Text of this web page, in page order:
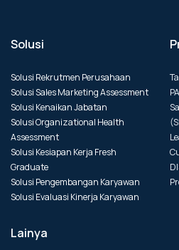
Solusi
Solusi Rekrutmen Perusahaan
Solusi Sales Marketing Assessment
Solusi Kenaikan Jabatan
Solusi Organizational Health
Assessment
Solusi Kesiapan Kerja Fresh
Graduate
Solusi Pengembangan Karyawan
Solusi Evaluasi Kinerja Karyawan
Lainya